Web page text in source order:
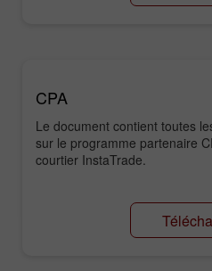
CPA
Le document contient toutes
sur le programme partenaire
courtier InstaTrade.